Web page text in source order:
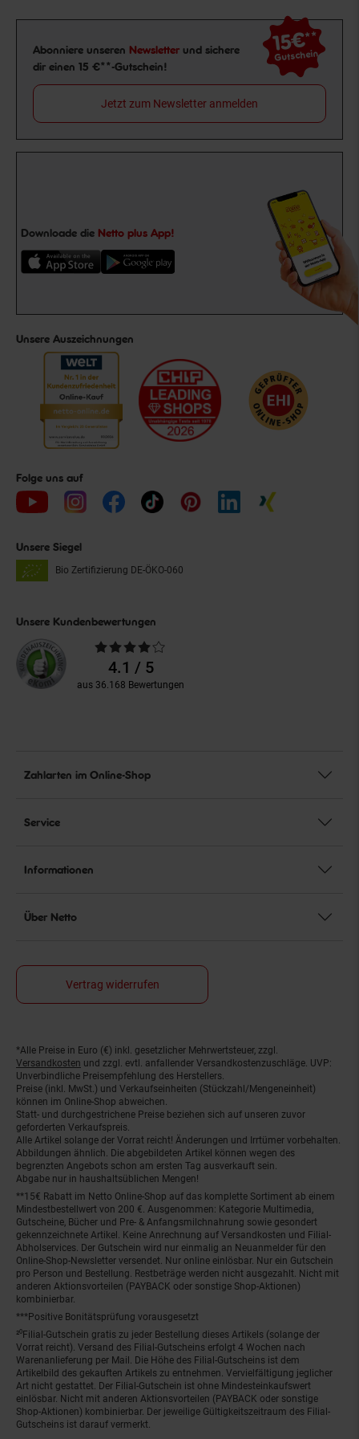
Newsletter Anmeldung
Abonniere unseren Newsletter und sichere
dir einen 15 €**-Gutschein!
15€**
Gutschein
Jetzt zum Newsletter anmelden
Downloade die Netto plus App!
Unsere Auszeichnungen
Folge uns auf
Unsere Siegel
Bio Zertifizierung DE-ÖKO-060
Unsere Kundenbewertungen
Durchschnittliche
Bewertungen4.1 / 5
aus 36.168 Bewertungen
Zahlarten im Online-Shop
Service
Informationen
Über Netto
Vertrag widerrufen
Fußnoten
*Alle Preise in Euro (€) inkl. gesetzlicher Mehrwertsteuer, zzgl.
Versandkosten und zzgl. evtl. anfallender Versandkostenzuschläge. UVP:
Unverbindliche Preisempfehlung des Herstellers.
Preise (inkl. MwSt.) und Verkaufseinheiten (Stückzahl/Mengeneinheit)
können im Online-Shop abweichen.
Statt- und durchgestrichene Preise beziehen sich auf unseren zuvor
geforderten Verkaufspreis.
Alle Artikel solange der Vorrat reicht! Änderungen und Irrtümer vorbehalten.
Abbildungen ähnlich. Die abgebildeten Artikel können wegen des
begrenzten Angebots schon am ersten Tag ausverkauft sein.
Abgabe nur in haushaltsüblichen Mengen!
**15€ Rabatt im Netto Online-Shop auf das komplette Sortiment ab einem
Mindestbestellwert von 200 €. Ausgenommen: Kategorie Multimedia,
Gutscheine, Bücher und Pre- & Anfangsmilchnahrung sowie gesondert
gekennzeichnete Artikel. Keine Anrechnung auf Versandkosten und Filial-
Abholservices. Der Gutschein wird nur einmalig an Neuanmelder für den
Online-Shop-Newsletter versendet. Nur online einlösbar. Nur ein Gutschein
pro Person und Bestellung. Restbeträge werden nicht ausgezahlt. Nicht mit
anderen Aktionsvorteilen (PAYBACK oder sonstige Shop-Aktionen)
kombinierbar.
***Positive Bonitätsprüfung vorausgesetzt
²⁰Filial-Gutschein gratis zu jeder Bestellung dieses Artikels (solange der
Vorrat reicht). Versand des Filial-Gutscheins erfolgt 4 Wochen nach
Warenanlieferung per Mail. Die Höhe des Filial-Gutscheins ist dem
Artikelbild des gekauften Artikels zu entnehmen. Vervielfältigung jeglicher
Art nicht gestattet. Der Filial-Gutschein ist ohne Mindesteinkaufswert
einlösbar. Nicht mit anderen Aktionsvorteilen (PAYBACK oder sonstige
Shop-Aktionen) kombinierbar. Der jeweilige Gültigkeitszeitraum des Filial-
Gutscheins ist darauf vermerkt.